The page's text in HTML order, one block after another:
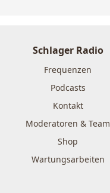
Schlager Radio
Frequenzen
Podcasts
Kontakt
Moderatoren & Team
Shop
Wartungsarbeiten